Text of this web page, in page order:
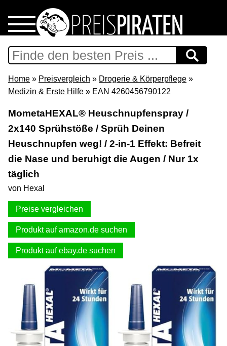
Home
Download
Support & Newsletter
Presse
Datenschutz
Impressum
Home » Preisvergleich » Drogerie & Körperpflege »
Medizin & Erste Hilfe » EAN 4260456790122
MometaHEXAL® Heuschnupfenspray /
2x140 Sprühstöße / Sprüh Deinen
Heuschnupfen weg! / 2-in-1 Effekt: Befreit
die Nase und beruhigt die Augen / Nur 1x
täglich
von Hexal
Preise vergleichen
Produkt auf amazon.de suchen
Produkt auf ebay.de suchen